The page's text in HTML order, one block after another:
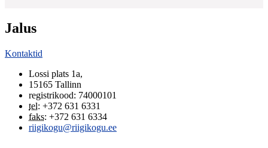
Jalus
Kontaktid
Lossi plats 1a,
15165 Tallinn
registrikood: 74000101
tel: +372 631 6331
faks: +372 631 6334
riigikogu@riigikogu.ee